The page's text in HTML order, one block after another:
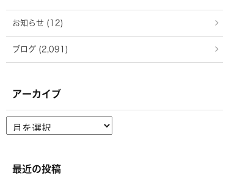
お知らせ (12)
ブログ (2,091)
アーカイブ
ー
ブ
最近の投稿